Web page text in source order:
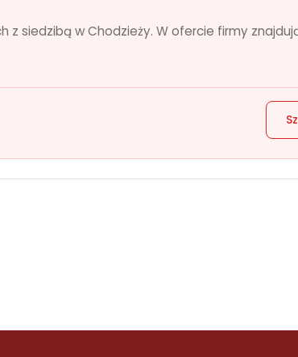
siedzibą w Chodzieży. W ofercie firmy